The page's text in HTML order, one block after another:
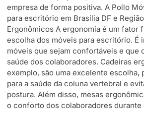
empresa de forma positiva. A Pollo
para escritório em Brasília DF e
Ergonômicos A ergonomia é um fator
escolha dos móveis para escritório. É
móveis que sejam confortáveis e que
saúde dos colaboradores. Cadeiras
exemplo, são uma excelente escolha,
para a saúde da coluna vertebral e
postura. Além disso, mesas
o conforto dos colaboradores durante